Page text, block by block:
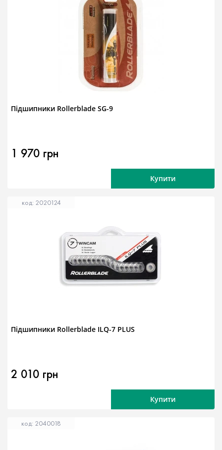
Підшипники Rollerblade SG-9
1 970 грн
Купити
код: 2020124
Підшипники Rollerblade ILQ-7 PLUS
2 010 грн
Купити
код: 2040018